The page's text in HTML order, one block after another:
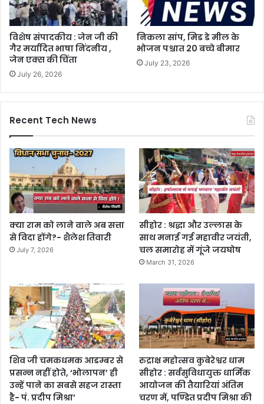
विशेष संपादकीय : जेन जी की
गैर मर्यादित भाषा निंदनीय ,
जेन एक्स की चिंता
July 26, 2026
निकला सांप, मिड डे मील के
भोजन पश्चात 20 बच्चे बीमार
July 23, 2026
Recent Tech News
क्या राम को लाने वाले अब सत्ता
से विदा होंगे?- शैलेश तिवारी
July 7, 2026
सीहोर : श्रद्धा और उल्लास के
साथ मनाई गई महावीर जयंती,
चल समारोह में गूंजे जयघोष
March 31, 2026
शिव जी चमकधमक आडम्बर से
प्रसन्न नहीं होते, ‘भोलापन’ ही
उन्हें पाने का सबसे सहज रास्ता
है- पं. प्रदीप मिश्रा’
रुद्राक्ष महोत्सव कुबेरेश्वर धाम
सीहोर : सर्वसुविधायुक्त धार्मिक
आयोजन की तैयारियां अंतिम
चरण में, पण्डित प्रदीप मिश्रा की